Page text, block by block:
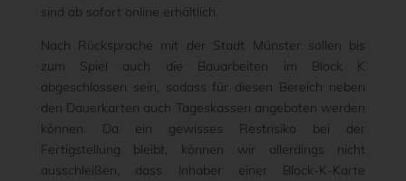
sind ab sofort online erhältlich.
Nach Rücksprache mit der Stadt Münster sollen bis
zum Spiel auch die Bauarbeiten im Block K
abgeschlossen sein, sodass für diesen Bereich neben
den Dauerkarten auch Tageskassen angeboten werden
können. Da ein gewisses Restrisiko bei der
Fertigstellung bleibt, können wir allerdings nicht
ausschleißen, dass Inhaber einer Block-K-Karte